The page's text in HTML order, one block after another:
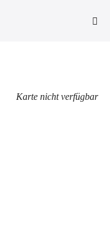
Karte nicht verfügbar